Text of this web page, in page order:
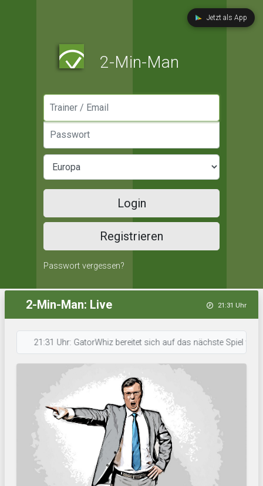
Jetzt als App
2-Min-Man
Login
Registrieren
Passwort vergessen?
2-Min-Man: Live 21:31 Uhr
21:31 Uhr: GatorWhiz bereitet sich auf das nächste Spiel vor. •